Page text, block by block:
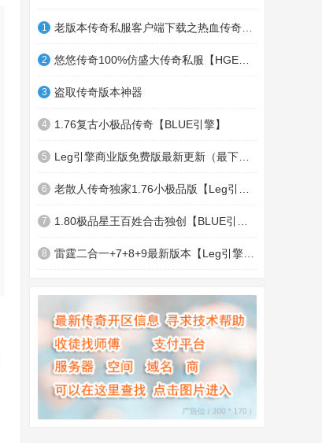
1
2
3 盗取传奇版本神器
4 1.76复古小极品传奇【BLUE引擎】
5
6
7
8